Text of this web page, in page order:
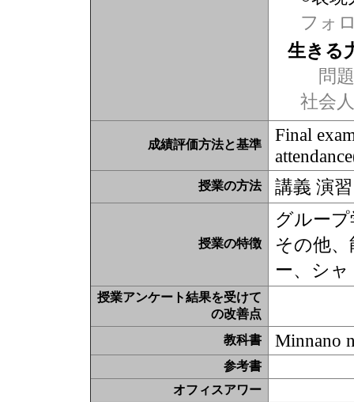
フォ
生きる
問題
社会
成績評価方法と基準
Final
授業の方法 講義 演習
授業の特徴
グルー
その他
ー、シ
授業アンケート結果を受けて
の改善点
教科書
Minnano
参考書
オフィスアワー